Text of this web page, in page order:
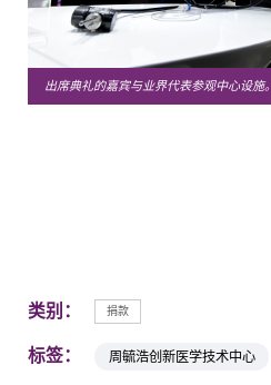
出席典礼的嘉宾与业界代表参观中心设施。
类别： 捐款
标签： 周毓浩创新医学技术中心